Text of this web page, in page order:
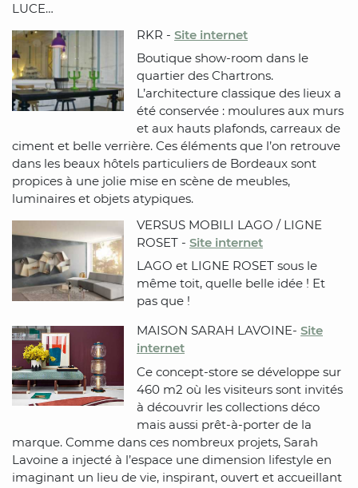
LUCE…
RKR - Site internet
Boutique show-room dans le
quartier des Chartrons.
L’architecture classique des lieux a
été conservée : moulures aux murs
et aux hauts plafonds, carreaux de
ciment et belle verrière. Ces éléments que l’on retrouve
dans les beaux hôtels particuliers de Bordeaux sont
propices à une jolie mise en scène de meubles,
luminaires et objets atypiques.
VERSUS MOBILI LAGO / LIGNE
ROSET - Site internet
LAGO et LIGNE ROSET sous le
même toit, quelle belle idée ! Et
pas que !
MAISON SARAH LAVOINE- Site
internet
Ce concept-store se développe sur
460 m2 où les visiteurs sont invités
à découvrir les collections déco
mais aussi prêt-à-porter de la
marque. Comme dans ces nombreux projets, Sarah
Lavoine a injecté à l’espace une dimension lifestyle en
imaginant un lieu de vie, inspirant, ouvert et accueillant